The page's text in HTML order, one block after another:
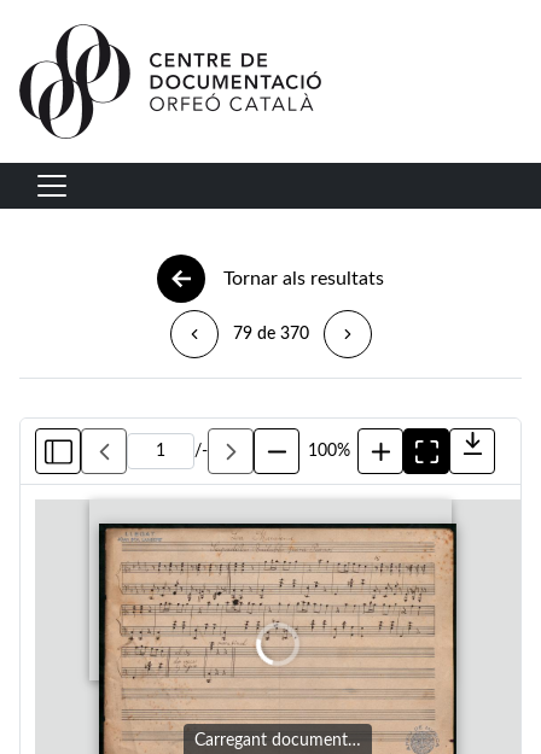
Vés al contingut
Navegació principal
Tornar als resultats
79 de 370
/- 100%
Carregant document…